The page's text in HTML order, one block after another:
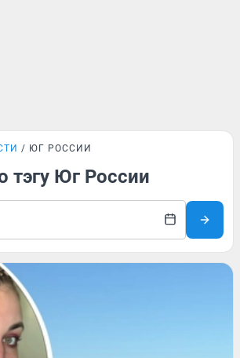
ЮГ РОССИИ
тэгу Юг России